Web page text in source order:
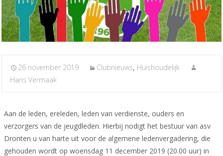
26 november 2019 Clubnieuws, Huishoudelijk
Hans Vermaak
Aan de leden, ereleden, leden van verdienste, ouders en
verzorgers van de jeugdleden. Hierbij nodigt het bestuur van asv
Dronten u van harte uit voor de algemene ledenvergadering, die
gehouden wordt op woensdag 11 december 2019 (20.00 uur) in